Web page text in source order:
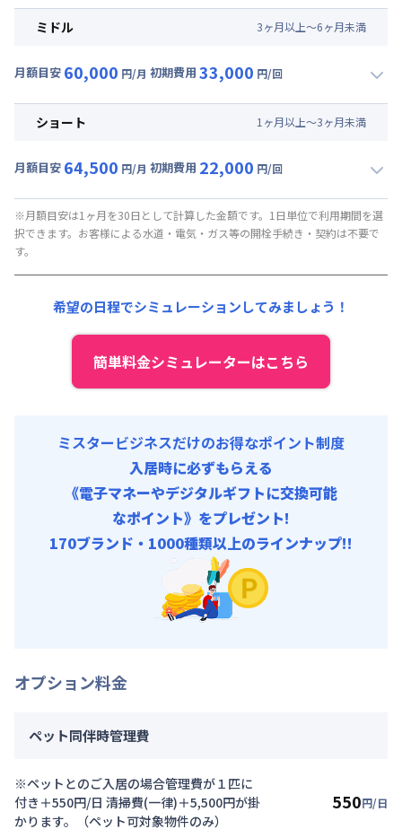
月額賃料目安(30日利用)
光熱費他 : 0円/月 (0円/日) ※賃料に含める
その他費用 :
初期費用
ミドル 3ヶ月以上～6ヶ月未満
月額目安 60,000 円/月 初期費用 33,000 円/回
月額賃料目安(30日利用)
光熱費他 : 0円/月 (0円/日) ※賃料に含める
その他費用 :
管理費: 37,500円/月 (1,250円/日)
初期費用
ショート 1 ヶ月以上～3ヶ月未満
月額目安 64,500 円/月 初期費用 22,000 円/回
月額賃料目安(30日利用)
賃料 : 27,000円/月 (900円/日)
光熱費他 :
その他費用 :
37,500円/月 (1,250円/日)
契約事務手数料 : 5,000円/回 (税抜)
※月額目安は1ヶ月を30日として計算した金額です。1日単位で利用期間を選
択できます。お客様による水道・電気・ガス等の開栓手続き・契約は不要で
す。
希望の日程でシミュレーションしてみましょう！
簡単料金シミュレーターはこちら
ミスタービジネスだけのお得なポイント制度
入居時に必ずもらえる
《電子マネーやデジタルギフトに交換可能
なポイント》をプレゼント!
170ブランド・1000種類以上のラインナップ!!
オプション料金
ペット同伴時管理費
※ペットとのご入居の場合管理費が１匹に
付き＋550円/日 清掃費(一律)＋5,500円が掛
かります。（ペット可対象物件のみ）
550円/日